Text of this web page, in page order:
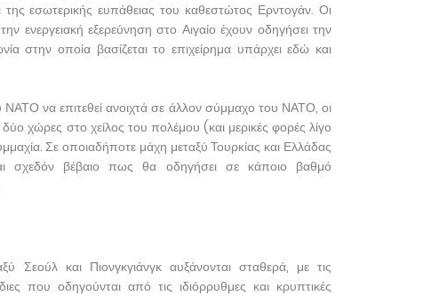
της εσωτερικής ευπάθειας του καθεστώτος Ερντογάν. Οι
ενεργειακή εξερεύνηση στο Αιγαίο έχουν οδηγήσει την
στην οποία βασίζεται το επιχείρημα υπάρχει εδώ και
ΝΑΤΟ να επιτεθεί ανοιχτά σε άλλον σύμμαχο του ΝΑΤΟ, οι
χώρες στο χείλος του πολέμου (και μερικές φορές λίγο
Σε οποιαδήποτε μάχη μεταξύ Τουρκίας και Ελλάδας
σχεδόν βέβαιο πως θα οδηγήσει σε κάποιο βαθμό
Σεούλ και Πιονγκγιάνγκ αυξάνονται σταθερά, με τις
που οδηγούνται από τις ιδιόρρυθμες και κρυπτικές